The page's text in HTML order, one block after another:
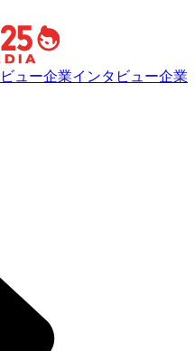
ュー企業インタビュー企業